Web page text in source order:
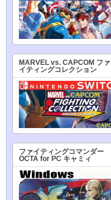
MARVEL vs. CAPCOM ファ
イティングコレクション
ファイティングコマンダー
OCTA for PC キャミィ